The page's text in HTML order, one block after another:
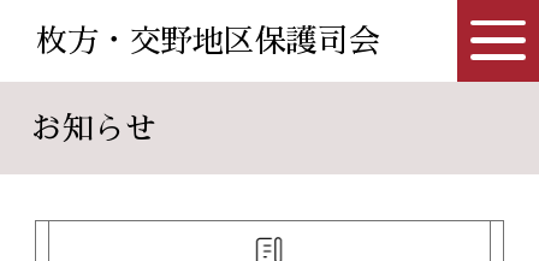
枚方・交野地区保護司会
お知らせ